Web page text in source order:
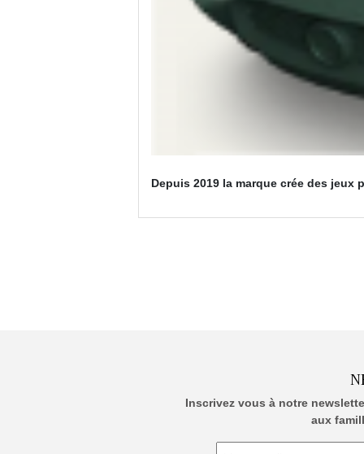
Depuis 2019 la marque crée des
Inscrivez vous à notre
aux